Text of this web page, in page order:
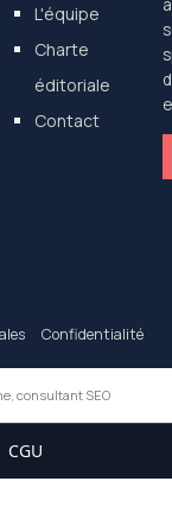
L'équipe
Charte
éditoriale
Contact
Confidentialité
consultant SEO
CGU